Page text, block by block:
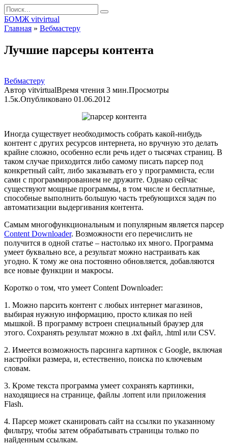
Перейти
к
контенту
Search
for:
БОМЖ vitvirtual
Главная » Вебмастеру
Лучшие парсеры контента
Вебмастеру
Автор vitvirtualВремя чтения 3 мин.Просмотры
1.5к.Опубликовано 01.06.2012
Иногда существует необходимость собрать какой-нибудь
контент с других ресурсов интернета, но вручную это делать
крайне сложно, особенно если речь идет о тысячах страниц. В
таком случае приходится либо самому писать парсер под
конкретный сайт, либо заказывать его у программиста, если
сами с программированием не дружите. Однако сейчас
существуют мощные программы, в том числе и бесплатные,
способные выполнить большую часть требующихся задач по
автоматизации выдергивания контента.
Самым многофункциональным и популярным является парсер
Content Downloader. Возможности его перечислить не
получится в одной статье – настолько их много. Программа
умеет буквально все, а результат можно настраивать как
угодно. К тому же она постоянно обновляется, добавляются
все новые функции и макросы.
Коротко о том, что умеет Content Downloader:
1. Можно парсить контент с любых интернет магазинов,
выбирая нужную информацию, просто кликая по ней
мышкой. В программу встроен специальный браузер для
этого. Сохранять результат можно в .txt файл, .html или CSV.
2. Имеется возможность парсинга картинок с Google, включая
настройки размера, и, естественно, поиска по ключевым
словам.
3. Кроме текста программа умеет сохранять картинки,
находящиеся на странице, файлы .torrent или приложения
Flash.
4. Парсер может сканировать сайт на ссылки по указанному
фильтру, чтобы затем обрабатывать страницы только по
найденным ссылкам.